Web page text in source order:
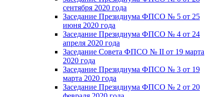
сентября 2020 года
Заседание Президиума ФПСО № 5 от 25
июня 2020 года
Заседание Президиума ФПСО № 4 от 24
апреля 2020 года
Заседание Совета ФПСО № II от 19 марта
2020 года
Заседание Президиума ФПСО № 3 от 19
марта 2020 года
Заседание Президиума ФПСО № 2 от 20